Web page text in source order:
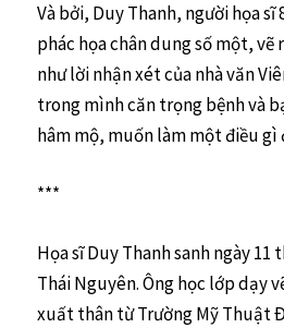
Và bởi, Duy Thanh, người họa sĩ
phác họa chân dung số một,
như lời nhận xét của nhà văn
trong mình căn trọng bệnh và
hâm mộ, muốn làm một điều gì
***
Họa sĩ Duy Thanh sanh ngày 11
Thái Nguyên. Ông học lớp dạy
xuất thân từ Trường Mỹ Thuật